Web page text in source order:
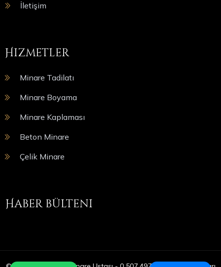
İletişim
Hizmetler
Minare Tadilatı
Minare Boyama
Minare Kaplaması
Beton Minare
Çelik Minare
Haber bülteni